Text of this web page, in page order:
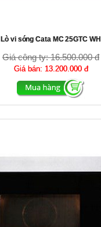
Lò vi sóng Cata MC 25GTC WH
Giá công ty:16.500.000 đ
Giá bán: 13.200.000 đ